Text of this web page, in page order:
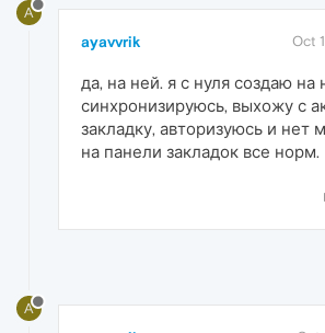
A
ayavvrik Oct
да, на ней. я с нуля создаю на
синхронизируюсь, выхожу с
закладку, авторизуюсь и нет
на панели закладок все норм.
A